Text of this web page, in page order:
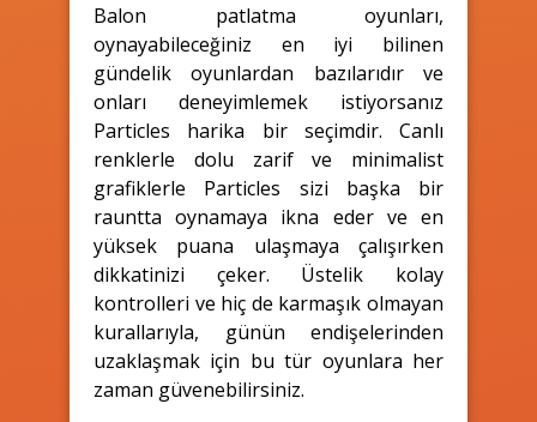
Balon patlatma oyunları,
oynayabileceğiniz en iyi bilinen
gündelik oyunlardan bazılarıdır ve
onları deneyimlemek istiyorsanız
Particles harika bir seçimdir. Canlı
renklerle dolu zarif ve minimalist
grafiklerle Particles sizi başka bir
rauntta oynamaya ikna eder ve en
yüksek puana ulaşmaya çalışırken
dikkatinizi çeker. Üstelik kolay
kontrolleri ve hiç de karmaşık olmayan
kurallarıyla, günün endişelerinden
uzaklaşmak için bu tür oyunlara her
zaman güvenebilirsiniz.